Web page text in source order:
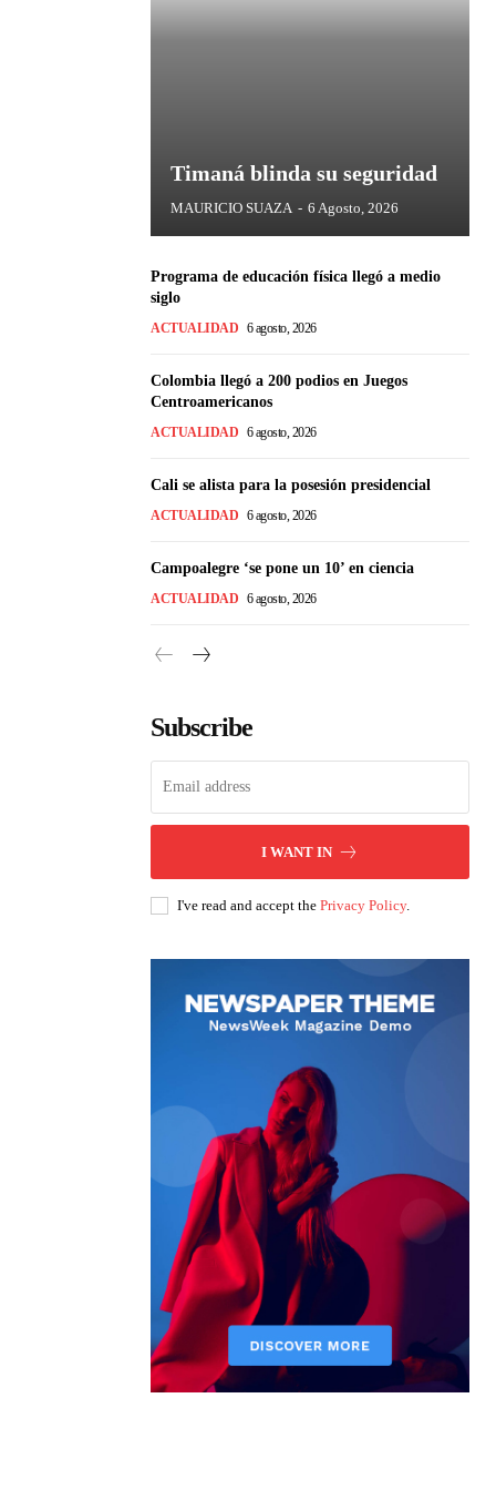
Timaná blinda su seguridad
MAURICIO SUAZA - 6 Agosto, 2026
Programa de educación física llegó a medio
siglo
ACTUALIDAD 6 agosto, 2026
Colombia llegó a 200 podios en Juegos
Centroamericanos
ACTUALIDAD 6 agosto, 2026
Cali se alista para la posesión presidencial
ACTUALIDAD 6 agosto, 2026
Campoalegre ‘se pone un 10’ en ciencia
ACTUALIDAD 6 agosto, 2026
Subscribe
I WANT IN
I've read and accept the Privacy Policy.